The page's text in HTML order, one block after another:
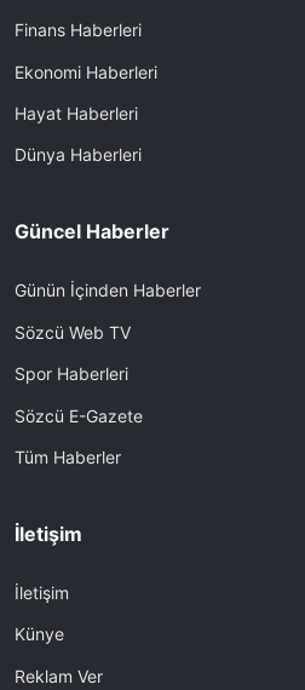
Finans Haberleri
Ekonomi Haberleri
Hayat Haberleri
Dünya Haberleri
Güncel Haberler
Günün İçinden Haberler
Sözcü Web TV
Spor Haberleri
Sözcü E-Gazete
Tüm Haberler
İletişim
İletişim
Künye
Reklam Ver